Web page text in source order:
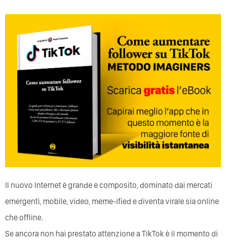
Il nuovo Internet è grande e composito, dominato dai mercati
emergenti, mobile, video, meme-ified e diventa virale sia online
che offline.
Se ancora non hai prestato attenzione a TikTok è il momento di